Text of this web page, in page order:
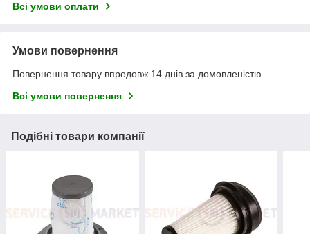
Всі умови оплати
Умови повернення
Повернення товару впродовж 14 днів за домовленістю
Всі умови повернення
Подібні товари компанії